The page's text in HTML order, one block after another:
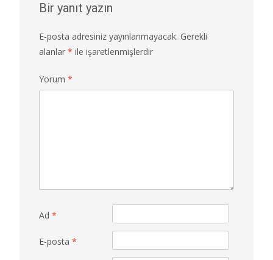
Bir yanıt yazın
E-posta adresiniz yayınlanmayacak. Gerekli
alanlar * ile işaretlenmişlerdir
Yorum *
Ad *
E-posta *